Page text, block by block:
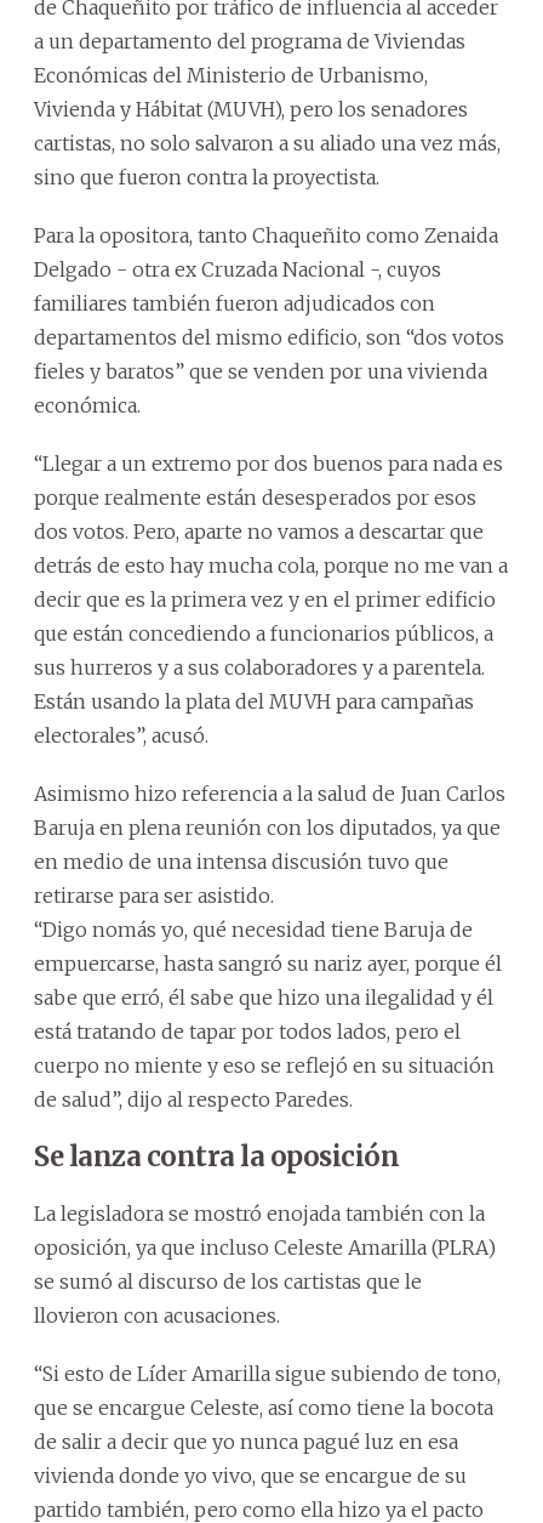
de Chaqueñito por tráfico de influencia al acceder
a un departamento del programa de Viviendas
Económicas del Ministerio de Urbanismo,
Vivienda y Hábitat (MUVH), pero los senadores
cartistas, no solo salvaron a su aliado una vez más,
sino que fueron contra la proyectista.
Para la opositora, tanto Chaqueñito como Zenaida
Delgado - otra ex Cruzada Nacional -, cuyos
familiares también fueron adjudicados con
departamentos del mismo edificio, son “dos votos
fieles y baratos” que se venden por una vivienda
económica.
“Llegar a un extremo por dos buenos para nada es
porque realmente están desesperados por esos
dos votos. Pero, aparte no vamos a descartar que
detrás de esto hay mucha cola, porque no me van a
decir que es la primera vez y en el primer edificio
que están concediendo a funcionarios públicos, a
sus hurreros y a sus colaboradores y a parentela.
Están usando la plata del MUVH para campañas
electorales”, acusó.
Asimismo hizo referencia a la salud de Juan Carlos
Baruja en plena reunión con los diputados, ya que
en medio de una intensa discusión tuvo que
retirarse para ser asistido.
“Digo nomás yo, qué necesidad tiene Baruja de
empuercarse, hasta sangró su nariz ayer, porque él
sabe que erró, él sabe que hizo una ilegalidad y él
está tratando de tapar por todos lados, pero el
cuerpo no miente y eso se reflejó en su situación
de salud”, dijo al respecto Paredes.
Se lanza contra la oposición
La legisladora se mostró enojada también con la
oposición, ya que incluso Celeste Amarilla (PLRA)
se sumó al discurso de los cartistas que le
llovieron con acusaciones.
“Si esto de Líder Amarilla sigue subiendo de tono,
que se encargue Celeste, así como tiene la bocota
de salir a decir que yo nunca pagué luz en esa
vivienda donde yo vivo, que se encargue de su
partido también, pero como ella hizo ya el pacto